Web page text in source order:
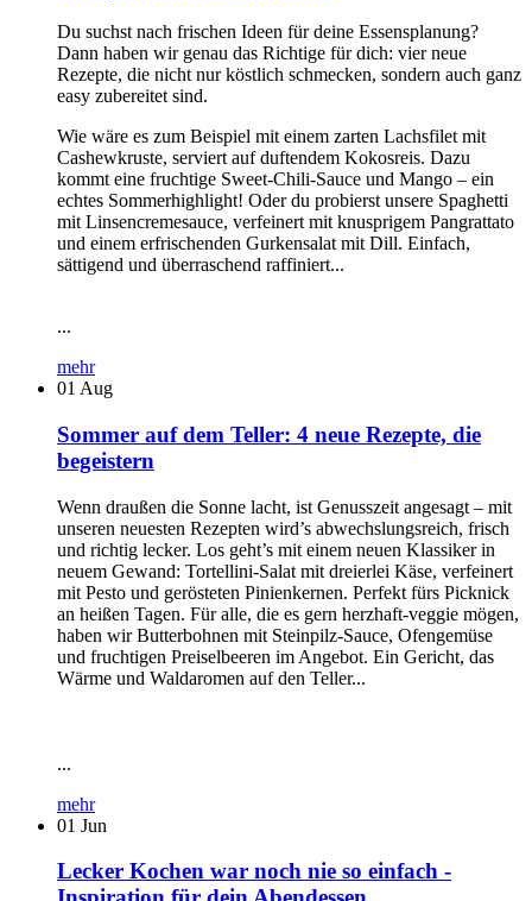
Du suchst nach frischen Ideen für deine Essensplanung?
Dann haben wir genau das Richtige für dich: vier neue
Rezepte, die nicht nur köstlich schmecken, sondern auch ganz
easy zubereitet sind.
Wie wäre es zum Beispiel mit einem zarten Lachsfilet mit
Cashewkruste, serviert auf duftendem Kokosreis. Dazu
kommt eine fruchtige Sweet-Chili-Sauce und Mango – ein
echtes Sommerhighlight! Oder du probierst unsere Spaghetti
mit Linsencremesauce, verfeinert mit knusprigem Pangrattato
und einem erfrischenden Gurkensalat mit Dill. Einfach,
sättigend und überraschend raffiniert...
...
mehr
01 Aug
Sommer auf dem Teller: 4 neue Rezepte, die
begeistern
Wenn draußen die Sonne lacht, ist Genusszeit angesagt – mit
unseren neuesten Rezepten wird’s abwechslungsreich, frisch
und richtig lecker. Los geht’s mit einem neuen Klassiker in
neuem Gewand: Tortellini-Salat mit dreierlei Käse, verfeinert
mit Pesto und gerösteten Pinienkernen. Perfekt fürs Picknick
an heißen Tagen. Für alle, die es gern herzhaft-veggie mögen,
haben wir Butterbohnen mit Steinpilz-Sauce, Ofengemüse
und fruchtigen Preiselbeeren im Angebot. Ein Gericht, das
Wärme und Waldaromen auf den Teller...
...
mehr
01 Jun
Lecker Kochen war noch nie so einfach -